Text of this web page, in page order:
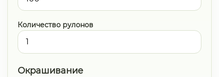
Количество рулонов
Окрашивание